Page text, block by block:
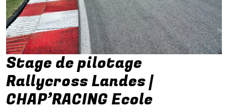
Stage de pilotage
Rallycross Landes |
CHAP’RACING Ecole